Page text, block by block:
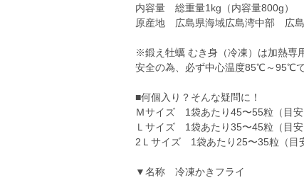
内容量 総重量1kg（内容量800g）
原産地 広島県海域広島湾中部 広
※鍛え牡蠣 むき身（冷凍）は加熱専
安全の為、必ず中心温度85℃～95℃
■何個入り？そんな疑問に！
Ｍサイズ 1袋あたり45〜55粒（目安
Ｌサイズ 1袋あたり35〜45粒（目安
2Ｌサイズ 1袋あたり25〜35粒（目
▼名称 冷凍かきフライ